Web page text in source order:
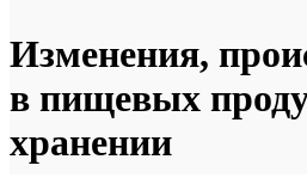
Изменения,
в пищевых
хранении